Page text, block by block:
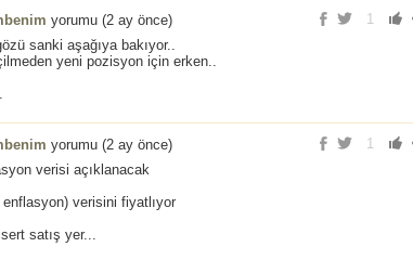
1
yorumu (2 ay önce)
sanki aşağıya bakıyor..
yeni pozisyon için erken..
1
yorumu (2 ay önce)
verisi açıklanacak
verisini fiyatlıyor
satış yer...